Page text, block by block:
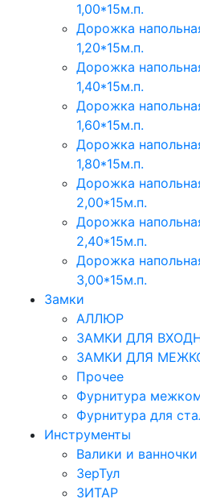
1,00*15м.п.
Дорожка
1,20*15м.п.
Дорожка
1,40*15м.п.
Дорожка
1,60*15м.п.
Дорожка
1,80*15м.п.
Дорожка
2,00*15м.п.
Дорожка
2,40*15м.п.
Дорожка
3,00*15м.п.
Замки
АЛЛЮР
ЗАМКИ ДЛЯ
ЗАМКИ ДЛЯ
Прочее
Фурнитура
Фурнитура для
Инструменты
Валики и ванночки
ЗерТул
ЗИТАР